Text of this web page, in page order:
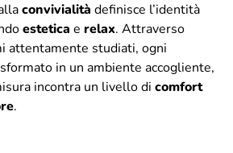
convivialità definisce l’identità
estetica e relax. Attraverso
attentamente studiati, ogni
in un ambiente accogliente,
incontra un livello di comfort
.